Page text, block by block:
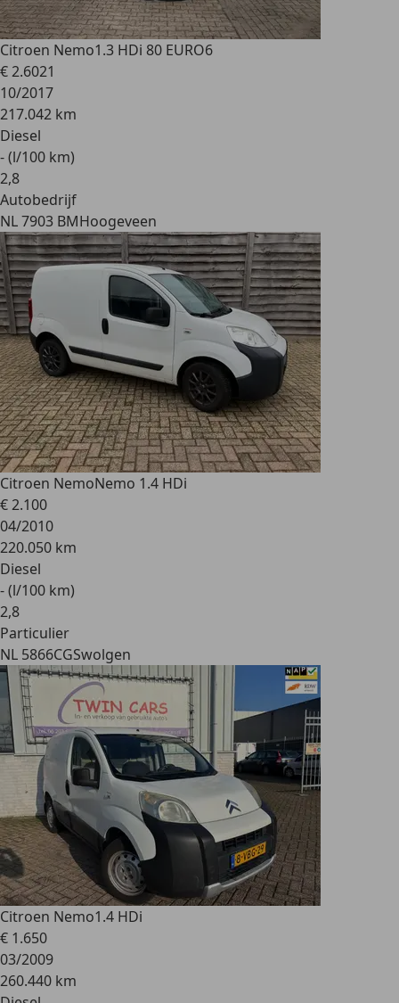
Citroen Nemo1.3 HDi 80 EURO6
€ 2.6021
10/2017
217.042 km
Diesel
- (l/100 km)
2,8
Autobedrijf
NL 7903 BMHoogeveen
Citroen NemoNemo 1.4 HDi
€ 2.100
04/2010
220.050 km
Diesel
- (l/100 km)
2,8
Particulier
NL 5866CGSwolgen
Citroen Nemo1.4 HDi
€ 1.650
03/2009
260.440 km